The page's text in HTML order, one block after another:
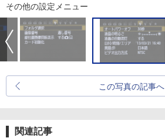
その他の設定メニュー
この写真の記事へ
関連記事